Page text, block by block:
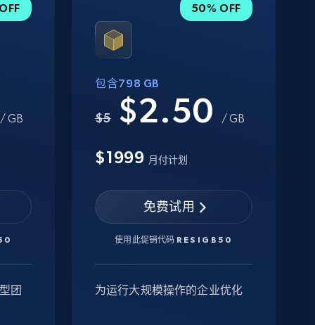
/ GB
团
50% OFF
包含798 GB
$5 $2.50 / GB
$1999 月付计划
免费试用
使用此促销代码 RESIGB50
为运行大规模操作的企业优化